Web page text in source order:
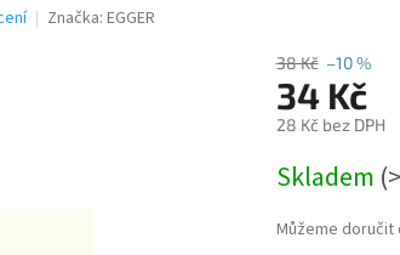
Značka: EGGER
38 Kč –10 %
34 Kč
28 Kč bez DPH
cena:
Skladem (
Můžeme doručit